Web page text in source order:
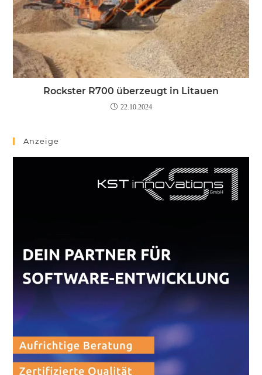
Rockster R700 überzeugt in Litauen
22.10.2024
Anzeige